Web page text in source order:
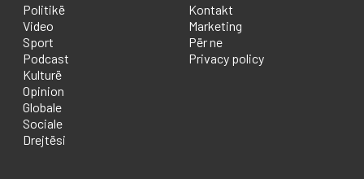
Politikë
Video
Sport
Podcast
Kulturë
Opinion
Globale
Sociale
Drejtësi
Kontakt
Marketing
Për ne
Privacy policy